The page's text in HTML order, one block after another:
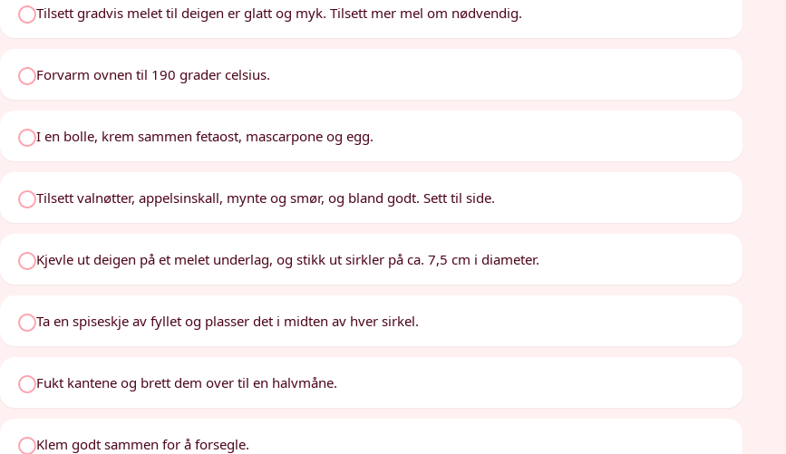
Tilsett gradvis melet til deigen er glatt og myk. Tilsett mer mel om nødvendig.
Forvarm ovnen til 190 grader celsius.
I en bolle, krem sammen fetaost, mascarpone og egg.
Tilsett valnøtter, appelsinskall, mynte og smør, og bland godt. Sett til side.
Kjevle ut deigen på et melet underlag, og stikk ut sirkler på ca. 7,5 cm i diameter.
Ta en spiseskje av fyllet og plasser det i midten av hver sirkel.
Fukt kantene og brett dem over til en halvmåne.
Klem godt sammen for å forsegle.